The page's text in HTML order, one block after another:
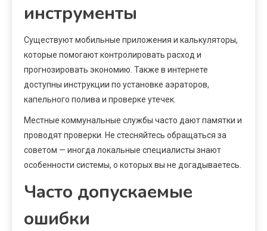
инструменты
Существуют мобильные приложения и калькуляторы,
которые помогают контролировать расход и
прогнозировать экономию. Также в интернете
доступны инструкции по установке аэраторов,
капельного полива и проверке утечек.
Местные коммунальные службы часто дают памятки и
проводят проверки. Не стесняйтесь обращаться за
советом — иногда локальные специалисты знают
особенности системы, о которых вы не догадываетесь.
Часто допускаемые
ошибки